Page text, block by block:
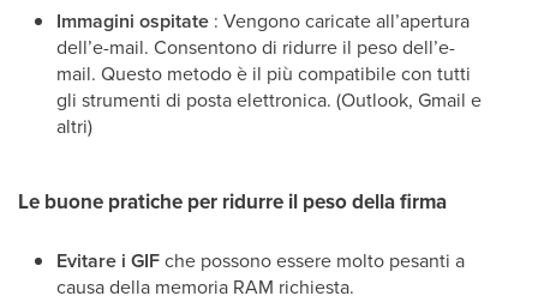
Immagini ospitate : Vengono caricate all’apertura
dell’e-mail. Consentono di ridurre il peso dell’e-
mail. Questo metodo è il più compatibile con tutti
gli strumenti di posta elettronica. (Outlook, Gmail e
altri)
Le buone pratiche per ridurre il peso della firma
Evitare i GIFche possono essere molto pesanti a
causa della memoria RAM richiesta.